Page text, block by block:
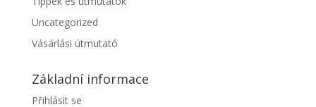
Uncategorized
Vásárlási útmutató
Základní informace
Přihlásit se